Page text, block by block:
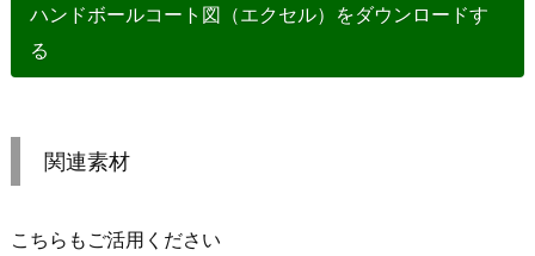
ハンドボールコート図（エクセル）をダウンロードす
る
関連素材
こちらもご活用ください